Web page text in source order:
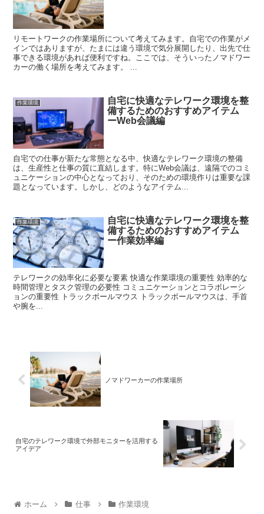
リモートワークの作業場所について考えてみます。自宅での作業がメ
インではありますが、たまには違う環境で気分展開したり、出先で仕
事できる環境があれば便利ですね。ここでは、そういったノマドワー
カーの働く場所を考えてみます。 ...
作業環境
自宅に快適なテレワーク環境を整
備するためのおすすめアイテム
ーWeb会議編
自宅での仕事が新たな常態となる中、快適なテレワーク環境の整備
は、生産性と仕事の質に直結します。特にWeb会議は、遠隔でのコミ
ュニケーションの中心となっており、そのための環境作りは重要な課
題となっています。しかし、どのようなアイテム...
作業環境
自宅に快適なテレワーク環境を整
備するためのおすすめアイテム
ー作業効率編
テレワークの効率化に必要な要素 快適な作業環境の重要性 効率的な
時間管理とタスク管理の必要性 コミュニケーションとコラボレーシ
ョンの重要性 トラックボールマウス トラックボールマウスは、手首
や腕を...
ノマドワーカーの作業場所
自宅のテレワーク環境で外部モニターを活用する
アイデア
ホーム 仕事 作業環境